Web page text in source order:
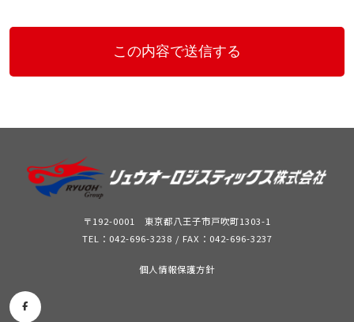
〒192-0001 東京都八王子市戸吹町1303-1
TEL：042-696-3238 / FAX：042-696-3237
個人情報保護方針